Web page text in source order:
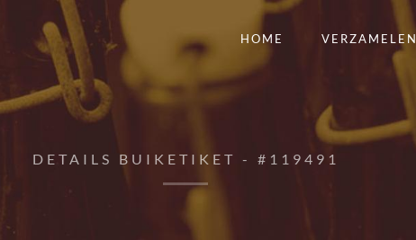
HOME VERZAMELEN
DETAILS BUIKETIKET - #119491